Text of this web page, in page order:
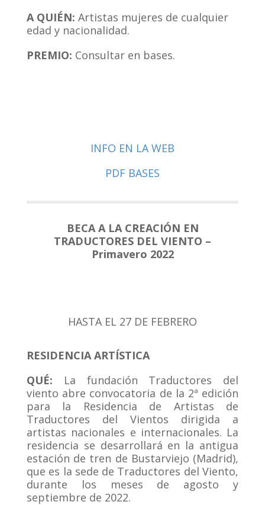
A QUIÉN: Artistas mujeres de cualquier
edad y nacionalidad.
PREMIO: Consultar en bases.
INFO EN LA WEB
PDF BASES
BECA A LA CREACIÓN EN
TRADUCTORES DEL VIENTO –
Primavero 2022
HASTA EL 27 DE FEBRERO
RESIDENCIA ARTÍSTICA
QUÉ:
La fundación Traductores del
viento abre convocatoria de la 2ª edición
para la Residencia de Artistas de
Traductores del Vientos dirigida a
artistas nacionales e internacionales. La
residencia se desarrollará en la antigua
estación de tren de Bustarviejo (Madrid),
que es la sede de Traductores del Viento,
durante los meses de agosto y
septiembre de 2022.